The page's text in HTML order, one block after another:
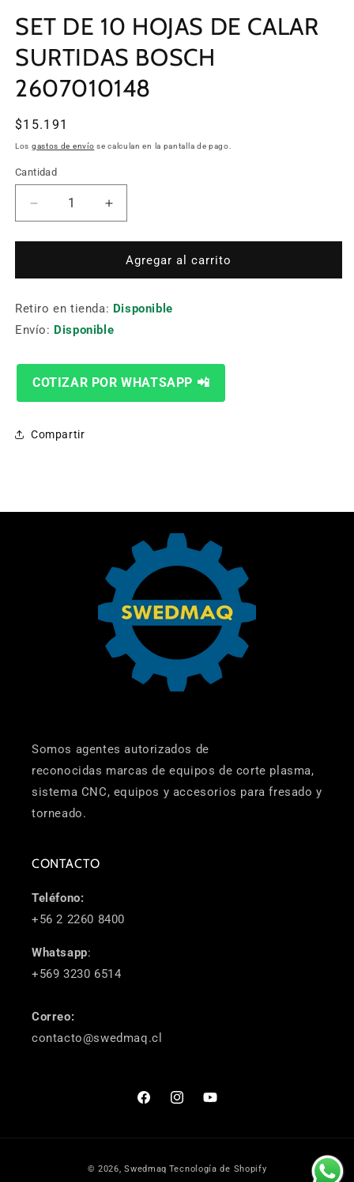
modal
SET DE 10 HOJAS DE CALAR
SURTIDAS BOSCH
2607010148
Precio
habitual
$15.191
Los gastos de envío se calculan en la pantalla de pago.
Cantidad
Cantidad
Reducir
cantidad
para
DE
HOJAS
DE
BOSCH
Aumentar
cantidad
para
SET
DE
HOJAS
DE
BOSCH
Agregar al carrito
Retiro en tienda: Disponible
Envío: Disponible
COTIZAR POR WHATSAPP 📲
Compartir
Somos agentes autorizados de
reconocidas marcas de equipos de corte plasma,
sistema CNC, equipos y accesorios para fresado y
torneado.
CONTACTO
Teléfono:
+56 2 2260 8400
Whatsapp:
+569 3230 6514
Correo:
contacto@swedmaq.cl
FacebookInstagramYouTube
© 2026,Swedmaq Tecnología de Shopify